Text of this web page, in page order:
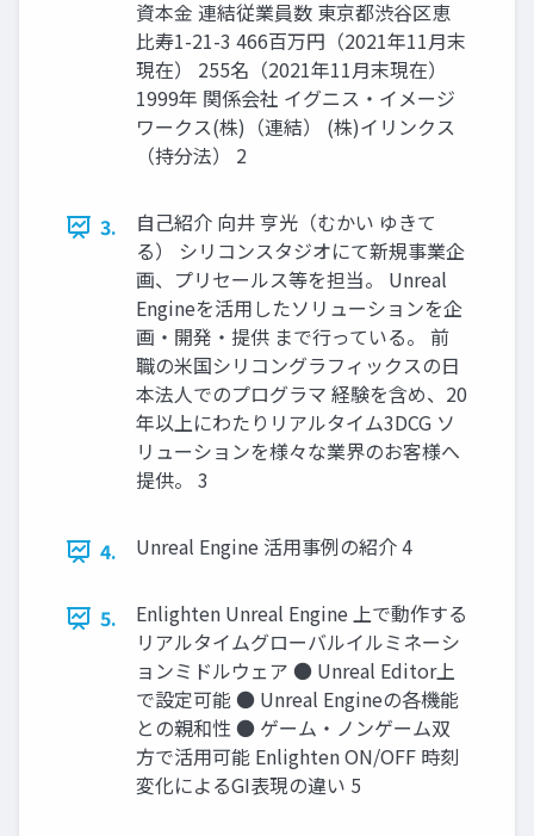
資本金 連結従業員数 東京都渋谷区恵
比寿1-21-3 466百万円（2021年11月末
現在） 255名（2021年11月末現在）
1999年 関係会社 イグニス・イメージ
ワークス(株)（連結） (株)イリンクス
（持分法） 2
3.
自己紹介 向井 亨光（むかい ゆきて
る） シリコンスタジオにて新規事業企
画、プリセールス等を担当。 Unreal
Engineを活用したソリューションを企
画・開発・提供 まで行っている。 前
職の米国シリコングラフィックスの日
本法人でのプログラマ 経験を含め、20
年以上にわたりリアルタイム3DCG ソ
リューションを様々な業界のお客様へ
提供。 3
4. Unreal Engine 活用事例の紹介 4
5.
Enlighten Unreal Engine 上で動作する
リアルタイムグローバルイルミネーシ
ョンミドルウェア ● Unreal Editor上
で設定可能 ● Unreal Engineの各機能
との親和性 ● ゲーム・ノンゲーム双
方で活用可能 Enlighten ON/OFF 時刻
変化によるGI表現の違い 5